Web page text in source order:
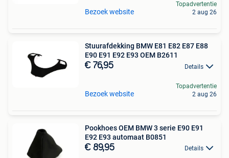
Bezoek website
Topadvertentie
2 aug 26
Stuurafdekking BMW E81 E82 E87 E88
E90 E91 E92 E93 OEM B2611
€ 76,95 Details
Bezoek website
Topadvertentie
2 aug 26
Pookhoes OEM BMW 3 serie E90 E91
E92 E93 automaat B0851
€ 89,95 Details